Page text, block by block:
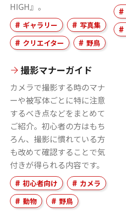
HIGH』。
ギャラリー
写真集
クリエイター
野鳥
撮影マナーガイド
カメラで撮影する時のマナ
ーや被写体ごとに特に注意
するべき点などをまとめて
ご紹介。初心者の方はもち
ろん、撮影に慣れている方
も改めて確認することで気
付きが得られる内容です。
初心者向け
カメラ
動物
野鳥